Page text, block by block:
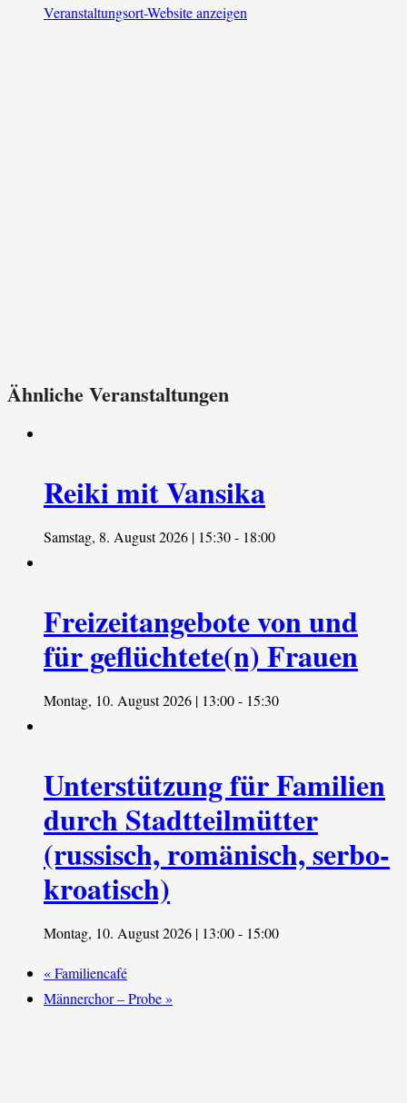
Veranstaltungsort-Website anzeigen
Ähnliche Veranstaltungen
Reiki mit Vansika
Samstag, 8. August 2026 | 15:30- 18:00
Freizeitangebote von und
für geflüchtete(n) Frauen
Montag, 10. August 2026 | 13:00- 15:30
Unterstützung für Familien
durch Stadtteilmütter
(russisch, romänisch, serbo-
kroatisch)
Montag, 10. August 2026 | 13:00- 15:00
«Familiencafé
Männerchor – Probe»